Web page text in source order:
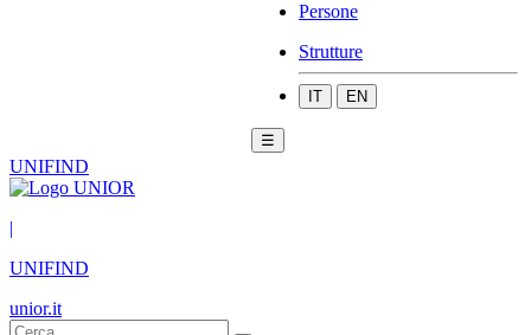
Persone
Strutture
IT EN
☰
UNIFIND
|
UNIFIND
unior.it